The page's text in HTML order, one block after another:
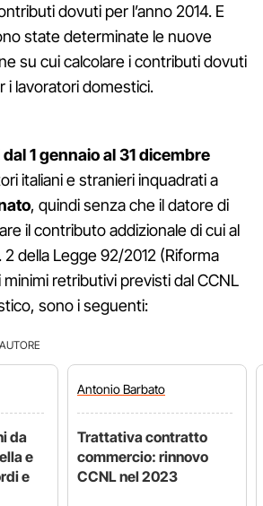
dovuti per l’anno 2014. E
state determinate le nuove
su cui calcolare i contributi dovuti
i lavoratori domestici.
1 gennaio al 31 dicembre
italiani e stranieri inquadrati a
, quindi senza che il datore di
il contributo addizionale di cui al
2 della Legge 92/2012 (Riforma
minimi retributivi previsti dal CCNL
sono i seguenti:
da
e
e
AntonioBarbato
Trattativa contratto
commercio: rinnovo
CCNL nel 2023